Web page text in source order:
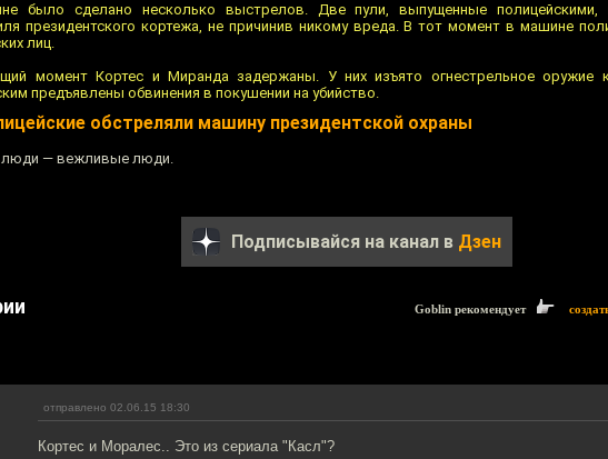
было сделано несколько выстрелов. Две пули, выпущенные
президентского кортежа, не причинив никому вреда. В тот момент в машине
лиц.
момент Кортес и Миранда задержаны. У них изъято огнестрельное оружие
предъявлены обвинения в покушении на убийство.
обстреляли машину президентской охраны
— вежливые люди.
Подписывайся на канал в Дзен
Goblin рекомендует
отправлено 02.06.15 18:30
Кортес и Моралес.. Это из сериала "Касл"?